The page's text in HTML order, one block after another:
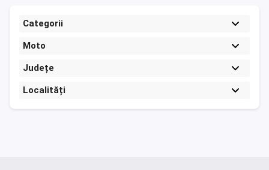
Categorii
Moto
Județe
Localități